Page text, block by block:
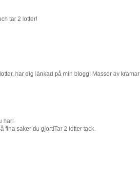
tar 2 lotter!
har dig länkad på min blogg! Massor av kramar
har!
fina saker du gjort!Tar 2 lotter tack.